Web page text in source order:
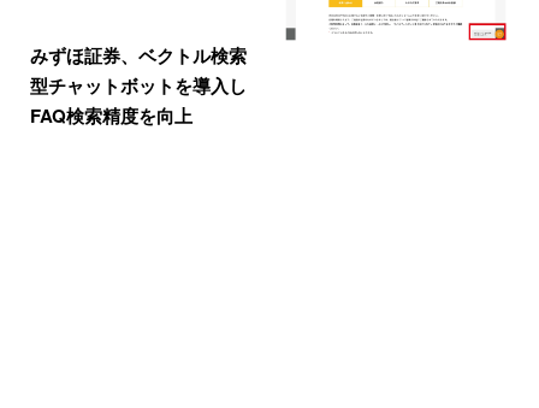
みずほ証券、ベクトル検索
型チャットボットを導入し
FAQ検索精度を向上